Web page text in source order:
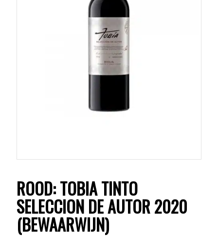
ROOD: TOBIA TINTO
SELECCION DE AUTOR 2020
(BEWAARWIJN)